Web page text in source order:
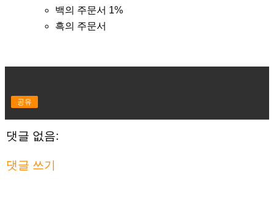
백의 주문서 1%
흑의 주문서
공유
댓글 없음:
댓글 쓰기